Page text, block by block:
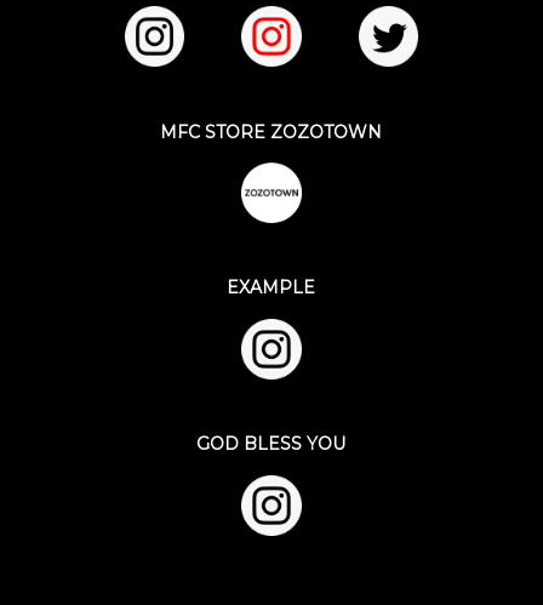
MFC STORE ZOZOTOWN
EXAMPLE
GOD BLESS YOU